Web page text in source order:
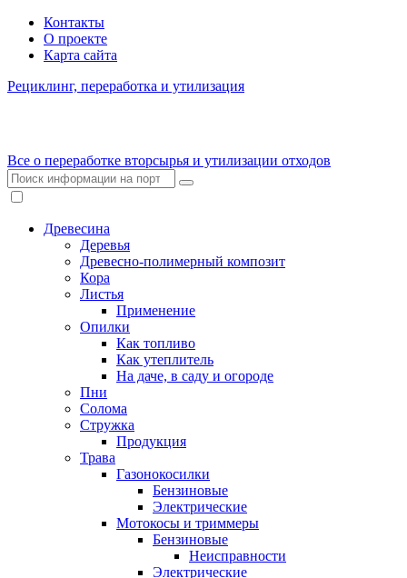
Контакты
О проекте
Карта сайта
Рециклинг, переработка и утилизация
Все о переработке вторсырья и утилизации отходов
Древесина
Деревья
Древесно-полимерный композит
Кора
Листья
Применение
Опилки
Как топливо
Как утеплитель
На даче, в саду и огороде
Пни
Солома
Стружка
Продукция
Трава
Газонокосилки
Бензиновые
Электрические
Мотокосы и триммеры
Бензиновые
Неисправности
Электрические